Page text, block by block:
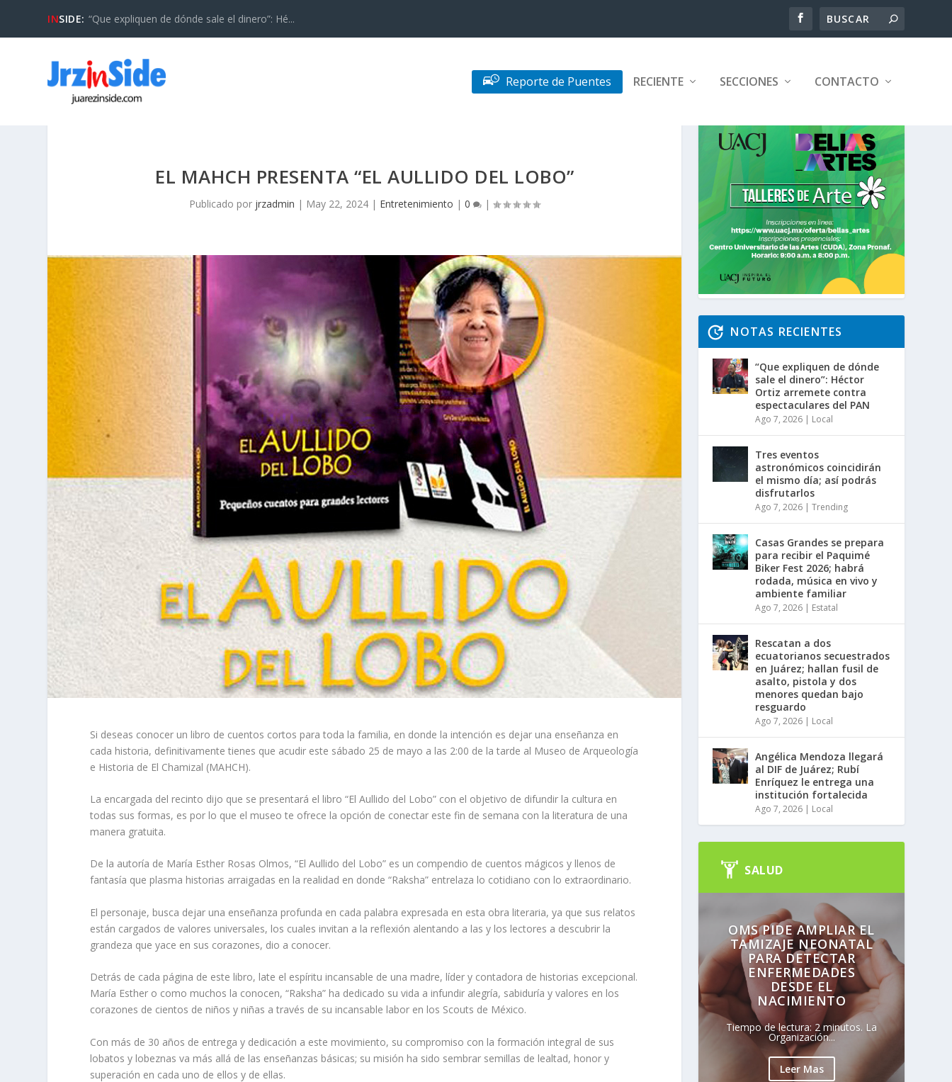
INSIDE: “Que expliquen de dónde sale el dinero”: Hé...
Reporte de Puentes RECIENTE SECCIONES CONTACTO
EL MAHCH PRESENTA “EL AULLIDO DEL LOBO”
Publicado por jrzadmin | May 22, 2024 | Entretenimiento |0 |
Si deseas conocer un libro de cuentos cortos para toda la familia, en donde la intención es dejar una enseñanza en
cada historia, definitivamente tienes que acudir este sábado 25 de mayo a las 2:00 de la tarde al Museo de Arqueología
e Historia de El Chamizal (MAHCH).
La encargada del recinto dijo que se presentará el libro “El Aullido del Lobo” con el objetivo de difundir la cultura en
todas sus formas, es por lo que el museo te ofrece la opción de conectar este fin de semana con la literatura de una
manera gratuita.
De la autoría de María Esther Rosas Olmos, “El Aullido del Lobo” es un compendio de cuentos mágicos y llenos de
fantasía que plasma historias arraigadas en la realidad en donde “Raksha” entrelaza lo cotidiano con lo extraordinario.
El personaje, busca dejar una enseñanza profunda en cada palabra expresada en esta obra literaria, ya que sus relatos
están cargados de valores universales, los cuales invitan a la reflexión alentando a las y los lectores a descubrir la
grandeza que yace en sus corazones, dio a conocer.
Detrás de cada página de este libro, late el espíritu incansable de una madre, líder y contadora de historias excepcional.
María Esther o como muchos la conocen, “Raksha” ha dedicado su vida a infundir alegría, sabiduría y valores en los
corazones de cientos de niños y niñas a través de su incansable labor en los Scouts de México.
Con más de 30 años de entrega y dedicación a este movimiento, su compromiso con la formación integral de sus
lobatos y lobeznas va más allá de las enseñanzas básicas; su misión ha sido sembrar semillas de lealtad, honor y
superación en cada uno de ellos y de ellas.
NOTAS RECIENTES
“Que expliquen de dónde
sale el dinero”: Héctor
Ortiz arremete contra
espectaculares del PAN
Ago 7, 2026 | Local
Tres eventos
astronómicos coincidirán
el mismo día; así podrás
disfrutarlos
Ago 7, 2026 |Trending
Casas Grandes se prepara
para recibir el Paquimé
Biker Fest 2026; habrá
rodada, música en vivo y
ambiente familiar
Ago 7, 2026 | Estatal
Rescatan a dos
ecuatorianos secuestrados
en Juárez; hallan fusil de
asalto, pistola y dos
menores quedan bajo
resguardo
Ago 7, 2026 | Local
Angélica Mendoza llegará
al DIF de Juárez; Rubí
Enríquez le entrega una
institución fortalecida
Ago 7, 2026 | Local
SALUD
OMS PIDE AMPLIAR EL
TAMIZAJE NEONATAL
PARA DETECTAR
ENFERMEDADES
DESDE EL
NACIMIENTO
Tiempo de lectura: 2 minutos. La
Organización...
Leer Mas